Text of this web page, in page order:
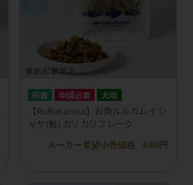
申請必要 犬用
【RuRuKamui】お魚ルルカムイ シ
ャケ(鮭) カリカリフレーク
メーカー希望小売価格
680円